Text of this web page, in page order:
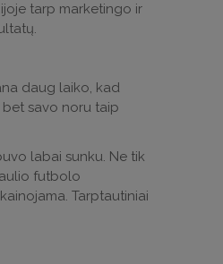
tarp marketingo ir
daug laiko, kad
bet savo noru taip
labai sunku. Ne tik
futbolo
Tarptautiniai